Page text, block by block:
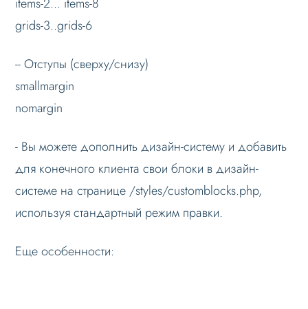
grids-3..grids-6
-- Отступы (сверху/снизу)
smallmargin
nomargin
- Вы можете дополнить дизайн-систему и добавить
для конечного клиента свои блоки в дизайн-
системе на странице /styles/customblocks.php,
используя стандартный режим правки.
Еще особенности: